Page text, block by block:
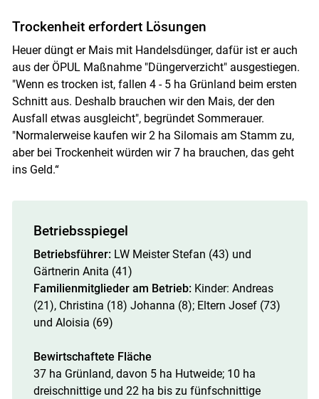
Trockenheit erfordert Lösungen
Heuer düngt er Mais mit Handelsdünger, dafür ist er auch
aus der ÖPUL Maßnahme "Düngerverzicht" ausgestiegen.
"Wenn es trocken ist, fallen 4 - 5 ha Grünland beim ersten
Schnitt aus. Deshalb brauchen wir den Mais, der den
Ausfall etwas ausgleicht", begründet Sommerauer.
"Normalerweise kaufen wir 2 ha Silomais am Stamm zu,
aber bei Trockenheit würden wir 7 ha brauchen, das geht
ins Geld.“
Betriebsspiegel
Betriebsführer: LW Meister Stefan (43) und
Gärtnerin Anita (41)
Familienmitglieder am Betrieb: Kinder: Andreas
(21), Christina (18) Johanna (8); Eltern Josef (73)
und Aloisia (69)
Bewirtschaftete Fläche
37 ha Grünland, davon 5 ha Hutweide; 10 ha
dreischnittige und 22 ha bis zu fünfschnittige